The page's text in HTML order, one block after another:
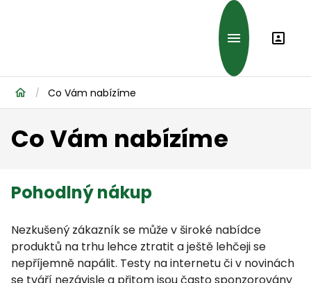
/ Co Vám nabízíme
Co Vám nabízíme
Pohodlný nákup
Nezkušený zákazník se může v široké nabídce
produktů na trhu lehce ztratit a ještě lehčeji se
nepříjemně napálit. Testy na internetu či v novinách